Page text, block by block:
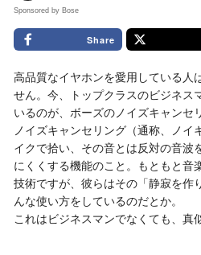
Sponsored by Bose
Share
高品質なイヤホンを愛用している人
せん。今、トップクラスのビジネス
いるのが、ボーズのノイズキャンセ
ノイズキャンセリング（通称、ノイ
イクで拾い、その音とは反対の音波
にくくする機能のこと。もともと音
技術ですが、彼らはその「静寂を作
んな使い方をしているのだとか。
これはビジネスマンでなくても、真